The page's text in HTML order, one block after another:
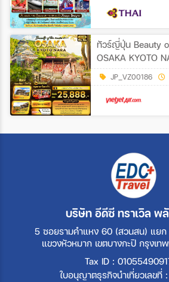
ทัวร์ญี่ปุ่น Beauty
OSAKA KYOTO
JP_VZ00186
บริษัท อีดีซี ทราเวิล พ
5 ซอยรามคำแหง 60 (สวนสน) แย
แขวงหัวหมาก เขตบางกะปิ กรุงเท
Tax ID :
ใบอนุญาตธุรกิจนำเที่ยวเลขที่